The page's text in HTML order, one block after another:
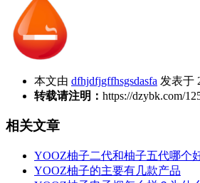
本文由 dfhjdfjgffhsgsdasfa 发表于
转载请注明： https://dzybk.com/
相关文章
YOOZ柚子二代和柚子五代哪个
YOOZ柚子的主要有几款产品